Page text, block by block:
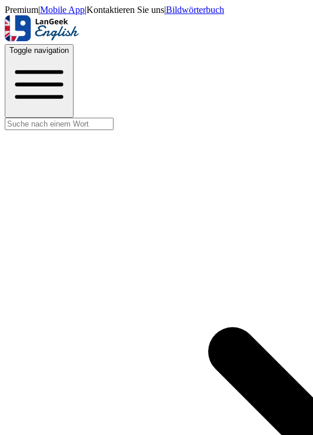
Premium|Mobile App|Kontaktieren Sie uns|Bildwörterbuch
Toggle navigation